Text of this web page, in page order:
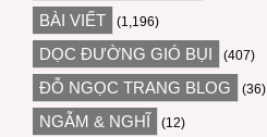
BÀI VIẾT (1,196)
DỌC ĐƯỜNG GIÓ BỤI (407)
ĐỖ NGỌC TRANG BLOG (36)
NGẪM & NGHĨ (12)